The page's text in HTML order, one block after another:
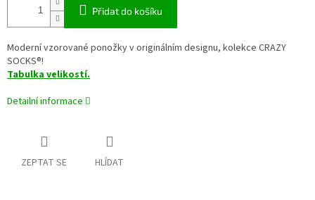
Přidat do košíku
Moderní vzorované ponožky v originálním designu, kolekce CRAZY
SOCKS®!
Tabulka velikostí.
Detailní informace
ZEPTAT SE HLÍDAT